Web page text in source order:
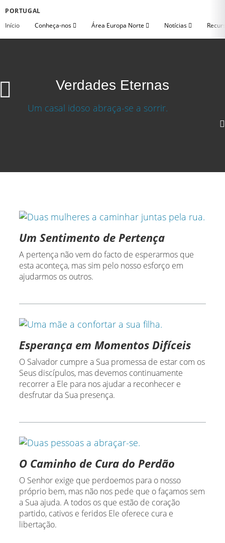
PORTUGAL
Início
Conheça-nos Área Europa Norte Notícias
Verdades Eternas
Um Sentimento de Pertença
A pertença não vem do facto de esperarmos que
esta aconteça, mas sim pelo nosso esforço em
ajudarmos os outros.
Esperança em Momentos Difíceis
O Salvador cumpre a Sua promessa de estar com os
Seus discípulos, mas devemos continuamente
recorrer a Ele para nos ajudar a reconhecer e
desfrutar da Sua presença.
O Caminho de Cura do Perdão
O Senhor exige que perdoemos para o nosso
próprio bem, mas não nos pede que o façamos sem
a Sua ajuda. A todos os que estão de coração
partido, cativos e feridos Ele oferece cura e
libertação.